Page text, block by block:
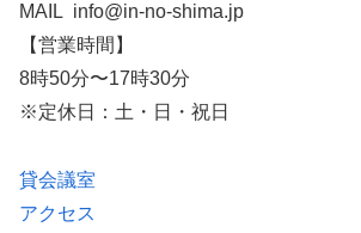
MAIL info@in-no-shima.jp
【営業時間】
8時50分〜17時30分
※定休日：土・日・祝日
貸会議室
アクセス